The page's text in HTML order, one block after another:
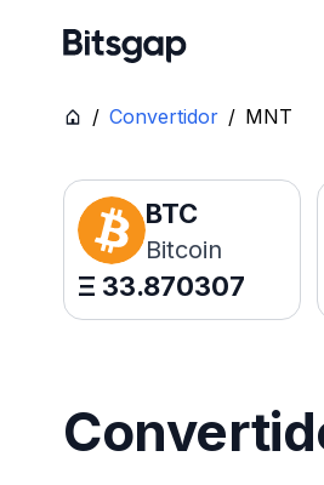
/ Convertidor / MNT
BTC
Bitcoin
Ξ 33.870307